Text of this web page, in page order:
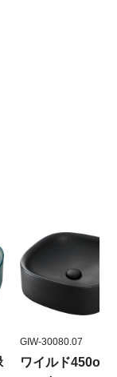
GIW-30080.07
ワイルド450on